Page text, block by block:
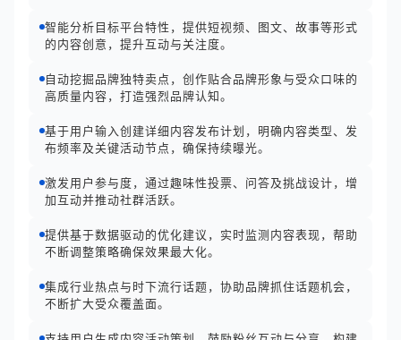
智能分析目标平台特性，提供短视频、图文、故事等形式
的内容创意，提升互动与关注度。
自动挖掘品牌独特卖点，创作贴合品牌形象与受众口味的
高质量内容，打造强烈品牌认知。
基于用户输入创建详细内容发布计划，明确内容类型、发
布频率及关键活动节点，确保持续曝光。
激发用户参与度，通过趣味性投票、问答及挑战设计，增
加互动并推动社群活跃。
提供基于数据驱动的优化建议，实时监测内容表现，帮助
不断调整策略确保效果最大化。
集成行业热点与时下流行话题，协助品牌抓住话题机会，
不断扩大受众覆盖面。